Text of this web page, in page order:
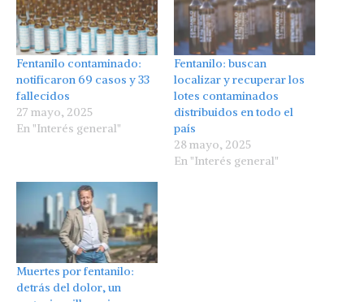
Fentanilo contaminado:
notificaron 69 casos y 33
fallecidos
27 mayo, 2025
En "Interés general"
Fentanilo: buscan
localizar y recuperar los
lotes contaminados
distribuidos en todo el
país
28 mayo, 2025
En "Interés general"
Muertes por fentanilo:
detrás del dolor, un